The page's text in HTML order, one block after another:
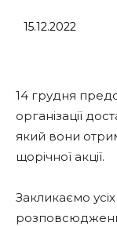
15.12.2022
14 грудня
організації
який вони
щорічної акції.
Закликаємо